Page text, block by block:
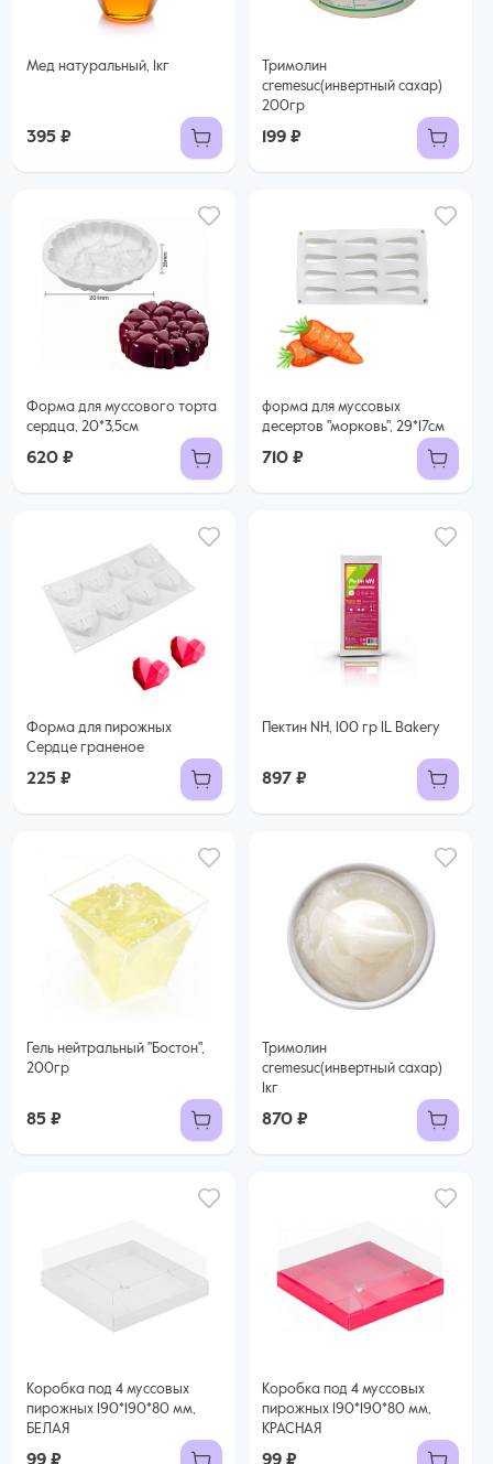
Мед натуральный, 1кг
395 ₽
Тримолин
cremesuc(инвертный сахар)
200гр
199 ₽
Форма для муссового торта
сердца, 20*3,5см
620 ₽
форма для муссовых
десертов "морковь", 29*17см
710 ₽
Форма для пирожных
Сердце граненое
225 ₽
Пектин NH, 100 гр IL Bakery
897 ₽
Гель нейтральный "Бостон",
200гр
85 ₽
Тримолин
cremesuc(инвертный сахар)
1кг
870 ₽
Коробка под 4 муссовых
пирожных 190*190*80 мм,
БЕЛАЯ
Коробка под 4 муссовых
пирожных 190*190*80 мм,
КРАСНАЯ